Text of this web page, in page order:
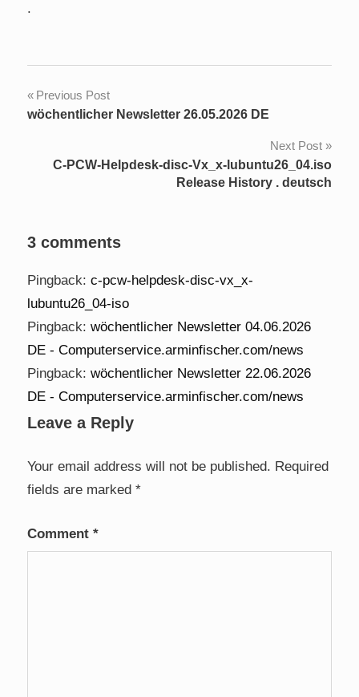
.
Post
Previous Post
wöchentlicher Newsletter 26.05.2026 DE
Next Post
C-PCW-Helpdesk-disc-Vx_x-lubuntu26_04.iso
Release History . deutsch
3 comments
Pingback: c-pcw-helpdesk-disc-vx_x-
lubuntu26_04-iso
Pingback: wöchentlicher Newsletter 04.06.2026
DE - Computerservice.arminfischer.com/news
Pingback: wöchentlicher Newsletter 22.06.2026
DE - Computerservice.arminfischer.com/news
Leave a Reply
Your email address will not be published. Required
fields are marked *
Comment *